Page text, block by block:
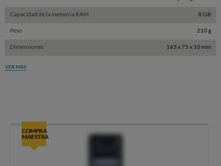
Capacidad de la memoria RAM 8 GB
Peso 210 g
Dimensiones 163 x 75 x 10 mm
VER MÁS
COMPRA
MAESTRA